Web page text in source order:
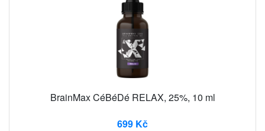
BrainMax CéBéDé RELAX, 25%, 10 ml
699 Kč